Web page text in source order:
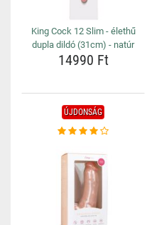
King Cock 12 Slim - élethű
dupla dildó (31cm) - natúr
14990 Ft
ÚJDONSÁG